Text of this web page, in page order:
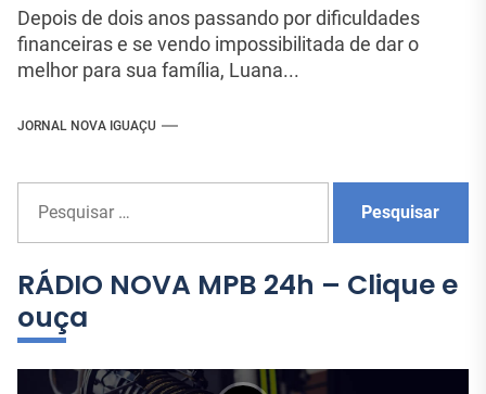
Depois de dois anos passando por dificuldades
financeiras e se vendo impossibilitada de dar o
melhor para sua família, Luana...
JORNAL NOVA IGUAÇU
s
q
u
i
RÁDIO NOVA MPB 24h – Clique e
ouça